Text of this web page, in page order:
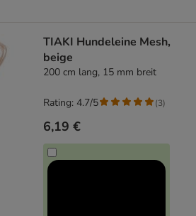
TIAKI Hundeleine Mesh,
beige
200 cm lang, 15 mm breit
6,19 €
Rating: 4.7/5 (3)